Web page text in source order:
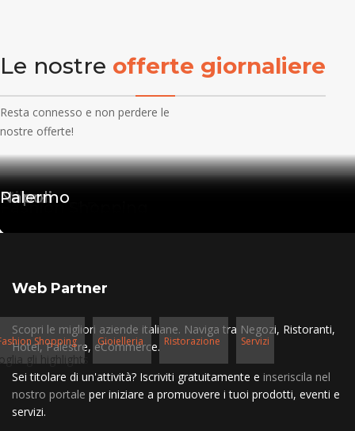
Shopping Gioielleria Ristorazione Servizi
gli highlights
Salute e Benessere
Ristorazione
Hotel e B&B
Fashion Shopping
Milano
Roma
Napoli
Palermo
Le nostre offerte giornaliere
Resta connesso e non perdere le
nostre offerte!
Web Partner
Scopri le migliori aziende italiane. Naviga tra Negozi, Ristoranti,
Hotel, Palestre, eCommerce.
Sei titolare di un'attività? Iscriviti gratuitamente e inseriscila nel
nostro portale per iniziare a promuovere i tuoi prodotti, eventi e
servizi.